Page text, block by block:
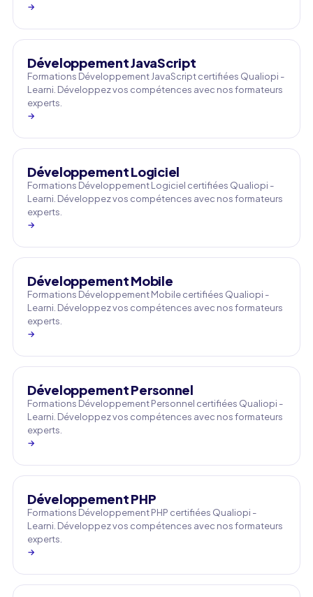
→
Développement JavaScript
Formations Développement JavaScript certifiées Qualiopi -
Learni. Développez vos compétences avec nos formateurs
experts.
→
Développement Logiciel
Formations Développement Logiciel certifiées Qualiopi -
Learni. Développez vos compétences avec nos formateurs
experts.
→
Développement Mobile
Formations Développement Mobile certifiées Qualiopi -
Learni. Développez vos compétences avec nos formateurs
experts.
→
Développement Personnel
Formations Développement Personnel certifiées Qualiopi -
Learni. Développez vos compétences avec nos formateurs
experts.
→
Développement PHP
Formations Développement PHP certifiées Qualiopi -
Learni. Développez vos compétences avec nos formateurs
experts.
→